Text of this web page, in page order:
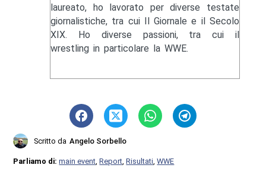
laureato, ho lavorato per diverse testate
giornalistiche, tra cui Il Giornale e il Secolo
XIX. Ho diverse passioni, tra cui il
wrestling in particolare la WWE.
Scritto da Angelo Sorbello
Parliamo di:main event ,Report ,Risultati ,WWE